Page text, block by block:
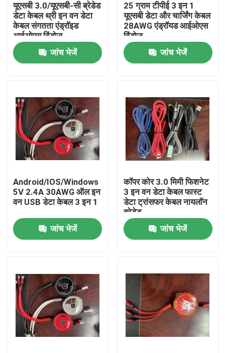
घर
वीडियो
हमारे बारे में
कारखाना भ्रमण
गुणवत्ता नियंत्रण
एक उद्धरण का अनुरोध करें
प्रयुक्त फैशन के कपड़े
यूएसबी 3.0/यूएसबी-सी ब्रेडेड
डेटा केबल थ्री इन वन डेटा
केबल संगतता एंड्रॉइड
आईओएस विंडोज
जांच भेजें
25 ग्राम टीपीई 3 इन 1
यूएसबी डेटा और चार्जिंग केबल
28AWG एंड्रॉयड आईओएस
विंडोज
जांच भेजें
Android/IOS/Windows
5V 2.4A 30AWG ऑल इन
वन USB डेटा केबल 3 इन 1
जांच भेजें
कॉपर कोर 3.0 मिमी फिशनेट
3 इन वन डेटा केबल फास्ट
डेटा ट्रांसफर केबल नायलॉन
ब्रेडेड
जांच भेजें